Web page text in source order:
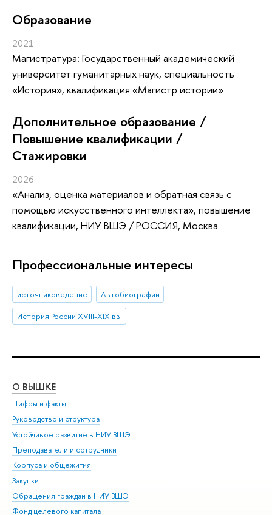
Oбразование
2021
Магистратура: Государственный академический
университет гуманитарных наук, специальность
«История», квалификация «Магистр истории»
Дополнительное образование /
Повышение квалификации /
Стажировки
2026
«Анализ, оценка материалов и обратная связь с
помощью искусственного интеллекта», повышение
квалификации, НИУ ВШЭ / РОССИЯ, Москва
Профессиональные интересы
источниковедение
Автобиографии
История России XVIII-XIX вв.
О ВЫШКЕ
Цифры и факты
Руководство и структура
Устойчивое развитие в НИУ ВШЭ
Преподаватели и сотрудники
Корпуса и общежития
Закупки
Обращения граждан в НИУ ВШЭ
Фонд целевого капитала